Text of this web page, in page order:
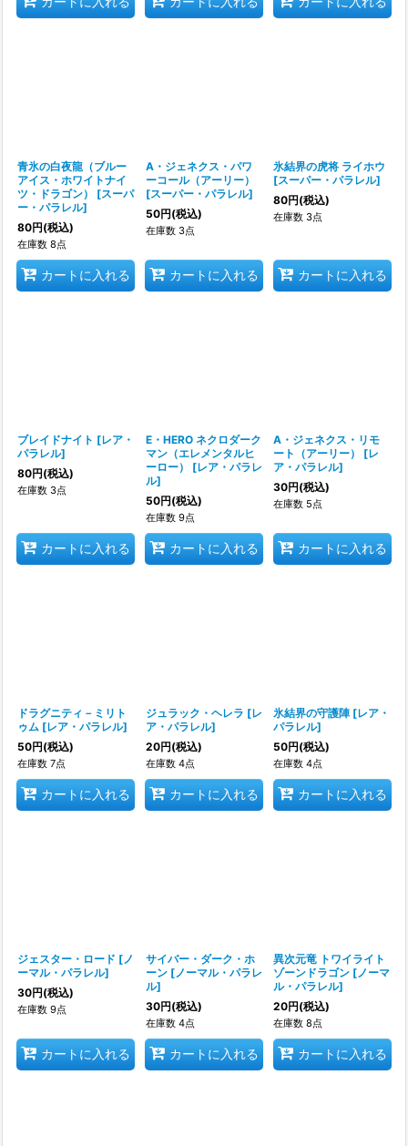
青氷の白夜龍（ブルー
アイス・ホワイトナイ
ツ・ドラゴン）
[スーパ
ー・パラレル]
80円(税込)
在庫数 8点
カートに入れる
A・ジェネクス・パワ
ーコール（アーリー）
[スーパー・パラレル]
50円(税込)
在庫数 3点
カートに入れる
氷結界の虎将 ライホウ
[スーパー・パラレル]
80円(税込)
在庫数 3点
カートに入れる
ブレイドナイト [レア・
パラレル]
80円(税込)
在庫数 3点
カートに入れる
E・HERO ネクロダーク
マン（エレメンタルヒ
ーロー）
[レア・パラレ
ル]
50円(税込)
在庫数 9点
カートに入れる
A・ジェネクス・リモ
ート（アーリー）
[レ
ア・パラレル]
30円(税込)
在庫数 5点
カートに入れる
ドラグニティ－ミリト
ゥム [レア・パラレル]
50円(税込)
在庫数 7点
カートに入れる
ジュラック・ヘレラ [レ
ア・パラレル]
20円(税込)
在庫数 4点
カートに入れる
氷結界の守護陣 [レア・
パラレル]
50円(税込)
在庫数 4点
カートに入れる
ジェスター・ロード [ ノ
ーマル・パラレル]
30円(税込)
在庫数 9点
カートに入れる
サイバー・ダーク・ホ
ーン [ノーマル・パラレ
ル]
30円(税込)
在庫数 4点
カートに入れる
異次元竜 トワイライト
ゾーンドラゴン [ ノーマ
ル・パラレル]
20円(税込)
在庫数 8点
カートに入れる